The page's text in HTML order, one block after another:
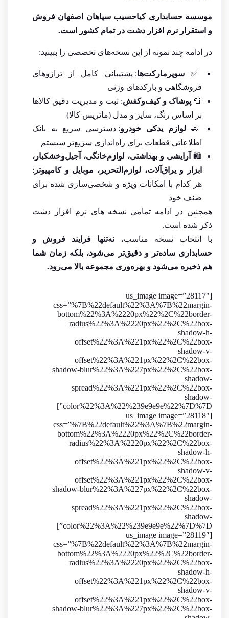
موسسه حسابداری کیاحسیب سپاهان اصفهان فروش
و استقرار نرم افزار دشت در تمام کشور است.
در ادامه چند نمونه از این نسخه‌های تخصصی را ببینید:
✅سوپرمارکت‌ها: پشتیبانی کامل از ترازوهای
فروشگاهی و بارکدهای وزنی
👕 پوشاک و کیف‌و‌کفش: ثبت و مدیریت دقیق کالاها
بر اساس رنگ، سایز و مدل (ماتریس کالا)
🚗 لوازم یدکی خودرو: دسترسی سریع به بانک
اطلاعاتی قطعات برای راه‌اندازی سریع‌تر سیستم
🛍️ آرایشی و بهداشتی، لوازم‌خانگی، آجیل‌وخشکبار،
ابزار و یراق‌آلات، لوازم‌التحریر، موبایل و کامپیوتر :
هر کدام با امکانات ویژه و شخصی‌سازی شده برای
صنف خود
همچنین در ادامه تمامی نسخه های نرم افزار دشت
ذکر شده است.
با انتخاب نسخه مناسب، نه‌تنها فرایند فروش و
حسابداری ساده‌تر و دقیق‌تر می‌شود، بلکه زمان شما
هم ذخیره می‌شود و بهره‌وری مجموعه بالا می‌رود.
[us_image image=”28117″
css=”%7B%22default%22%3A%7B%22margin-
bottom%22%3A%2220px%22%2C%22border-
radius%22%3A%2220px%22%2C%22box-
shadow-h-
offset%22%3A%221px%22%2C%22box-
shadow-v-
offset%22%3A%221px%22%2C%22box-
shadow-blur%22%3A%227px%22%2C%22box-
shadow-
spread%22%3A%221px%22%2C%22box-
shadow-
color%22%3A%22%239e9e9e%22%7D%7D”]
[us_image image=”28118″
css=”%7B%22default%22%3A%7B%22margin-
bottom%22%3A%2220px%22%2C%22border-
radius%22%3A%2220px%22%2C%22box-
shadow-h-
offset%22%3A%221px%22%2C%22box-
shadow-v-
offset%22%3A%221px%22%2C%22box-
shadow-blur%22%3A%227px%22%2C%22box-
shadow-
spread%22%3A%221px%22%2C%22box-
shadow-
color%22%3A%22%239e9e9e%22%7D%7D”]
[us_image image=”28119″
css=”%7B%22default%22%3A%7B%22margin-
bottom%22%3A%2220px%22%2C%22border-
radius%22%3A%2220px%22%2C%22box-
shadow-h-
offset%22%3A%221px%22%2C%22box-
shadow-v-
offset%22%3A%221px%22%2C%22box-
shadow-blur%22%3A%227px%22%2C%22box-